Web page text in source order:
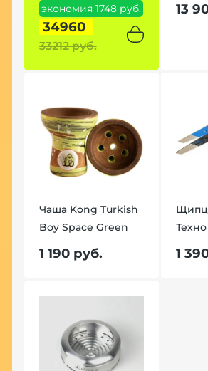
экономия 1748 руб.
34960
33212 руб.
13
Чаша Kong Turkish
Boy Space Green
1 190 руб. 1